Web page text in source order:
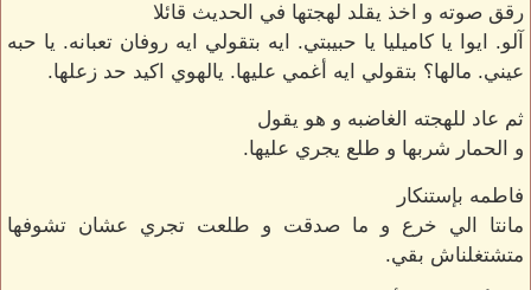
رقق صوته و اخذ يقلد لهجتها في الحديث قائلا
آلو. ايوا يا كاميليا يا حبيبتي. ايه بتقولي ايه روفان تعبانه. يا حبه
عيني. مالها؟ بتقولي ايه أغمي عليها. يالهوي اكيد حد زعلها.
ثم عاد للهجته الغاضبه و هو يقول
و الحمار شربها و طلع يجري عليها.
فاطمه بإستنكار
مانتا الي خرع و ما صدقت و طلعت تجري عشان تشوفها
متشتغلناش بقي.